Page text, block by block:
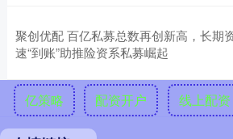
聚创优配 百亿私募总数再创新高，长期
速“到账”助推险资系私募崛起
亿策略 配资开户 线上配资